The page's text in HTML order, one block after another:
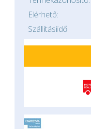
Elérhető:
Szállításiidő: